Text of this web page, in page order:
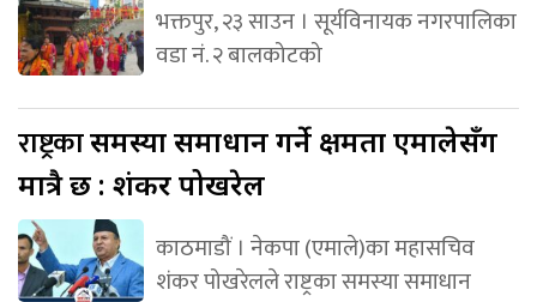
भक्तपुर, २३ साउन । सूर्यविनायक नगरपालिका
वडा नं. २ बालकोटको
राष्ट्रकासमस्या समाधान गर्ने क्षमता एमालेसँग
मात्रै छ : शंकर पोखरेल
काठमाडौं । नेकपा (एमाले)का महासचिव
शंकर पोखरेलले राष्ट्रका समस्या समाधान